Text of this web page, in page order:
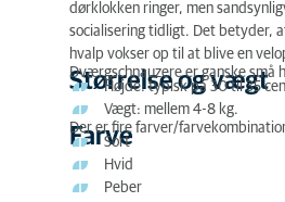
dørklokken ringer, men
socialisering tidligt. Det betyder,
hvalp vokser op til at blive en
Størrelse og vægt
Dværgschnauzereer ganske små
Højde: typisk på 30 til 35
Vægt: mellem 4-8 kg.
Farve
Der er fire farver/
Sort
Hvid
Peber